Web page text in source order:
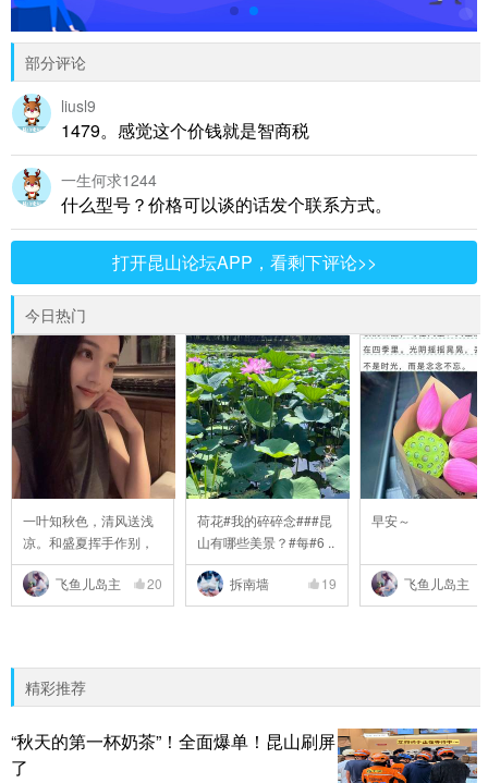
部分评论
liusl9
1479。感觉这个价钱就是智商税
一生何求1244
什么型号？价格可以谈的话发个联系方式。
打开昆山论坛APP，看剩下评论>>
今日热门
一叶知秋色，清风送浅
凉。和盛夏挥手作别，
..
飞鱼儿岛主
20
荷花#我的碎碎念###昆
山有哪些美景？#每#6 ..
拆南墙 19
早安～
飞鱼儿岛主
精彩推荐
“秋天的第一杯奶茶”！全面爆单！昆山刷屏
了